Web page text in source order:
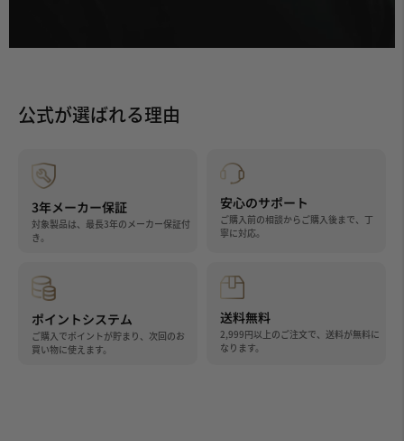
公式が選ばれる理由
3年メーカー保証
対象製品は、最長3年のメーカー保証付
き。
安心のサポート
ご購入前の相談からご購入後まで、丁
寧に対応。
ポイントシステム
ご購入でポイントが貯まり、次回のお
買い物に使えます。
送料無料
2,999円以上のご注文で、送料が無料に
なります。